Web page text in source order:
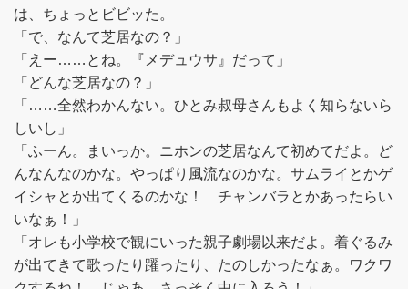
は、ちょっとビビッた。
「で、なんて芝居なの？」
「えー……とね。『メデュウサ』だって」
「どんな芝居なの？」
「……全然わかんない。ひとみ叔母さんもよく知らないら
しいし」
「ふーん。まいっか。ニホンの芝居なんて初めてだよ。ど
んなんなのかな。やっぱり風流なのかな。サムライとかゲ
イシャとか出てくるのかな！ チャンバラとかあったらい
いなぁ！」
「オレも小学校で観にいった親子劇場以来だよ。着ぐるみ
が出てきて歌ったり躍ったり、たのしかったなぁ。ワクワ